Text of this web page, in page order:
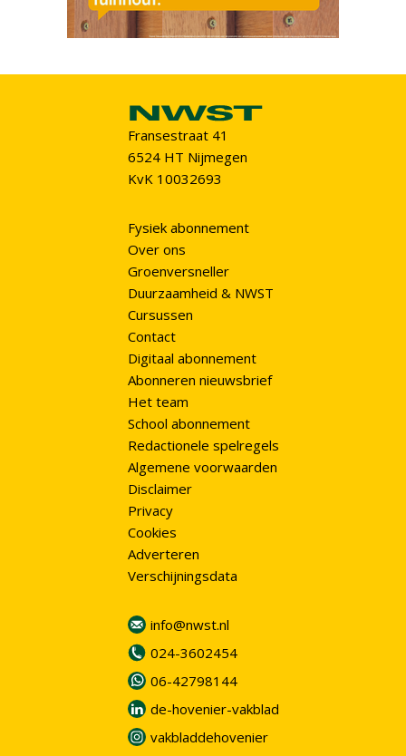
Fransestraat 41
6524 HT Nijmegen
KvK 10032693
Fysiek abonnement
Over ons
Groenversneller
Duurzaamheid & NWST
Cursussen
Contact
Digitaal abonnement
Abonneren nieuwsbrief
Het team
School abonnement
Redactionele spelregels
Algemene voorwaarden
Disclaimer
Privacy
Cookies
Adverteren
Verschijningsdata
info@nwst.nl
024-3602454
06-42798144
de-hovenier-vakblad
vakbladdehovenier